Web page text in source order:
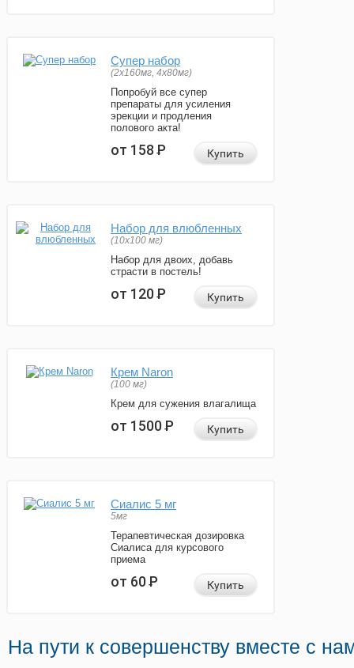
Супер набор
(2х160мг, 4х80мг)
Попробуй все супер
препараты для усиления
эрекции и продления
полового акта!
от 158Р Купить
Набор для влюбленных
(10х100 мг)
Набор для двоих, добавь
страсти в постель!
от 120Р Купить
Крем Naron
(100 мг)
Крем для сужения влагалища
от 1500Р Купить
Сиалис 5 мг
5мг
Терапевтическая дозировка
Сиалиса для курсового
приема
от 60Р Купить
На пути к совершенству вместе с